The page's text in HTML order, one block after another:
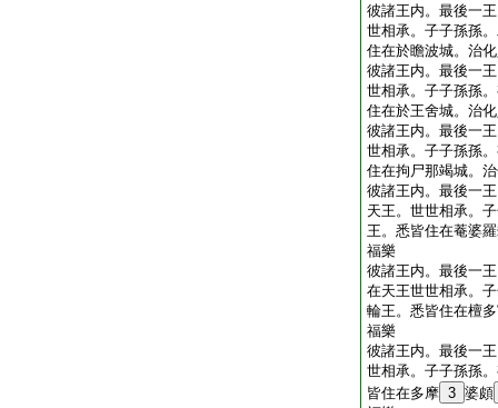
彼諸王内。最後一
世相承。子子孫孫
住在於瞻波城。治
彼諸王内。最後一
世相承。子子孫孫
住在於王舍城。治
彼諸王内。最後一
世相承。子子孫孫
住在拘尸那竭城。
彼諸王内。最後一
天王。世世相承。
王。悉皆住在菴婆
福樂
彼諸王内。最後一
在天王世世相承。
輪王。悉皆住在檀
福樂
彼諸王内。最後一
世相承。子子孫孫
皆住在多摩 3 婆頗